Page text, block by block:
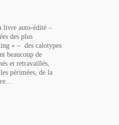
livre auto-édité –
des plus
» – des calotypes
beaucoup de
et retravaillés,
périmées, de la